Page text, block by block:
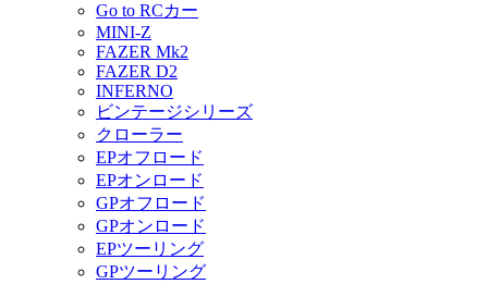
Go to RCカー
MINI-Z
FAZER Mk2
FAZER D2
INFERNO
ビンテージシリーズ
クローラー
EPオフロード
EPオンロード
GPオフロード
GPオンロード
EPツーリング
GPツーリング